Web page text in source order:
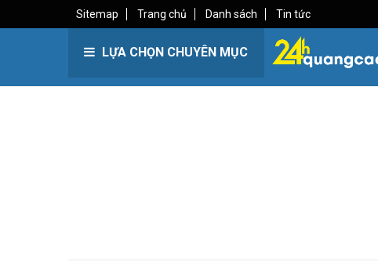
Sitemap Trang chủ Danh sách Tin tức
LỰA CHỌN CHUYÊN MỤC